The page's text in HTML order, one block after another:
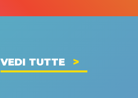
VEDI TUTTE